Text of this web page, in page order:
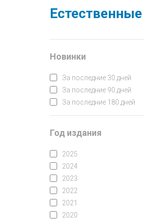
Новинки
За последние 30 дней
За последние 90 дней
За последние 180 дней
Год издания
2025
2024
2023
2022
2021
2020